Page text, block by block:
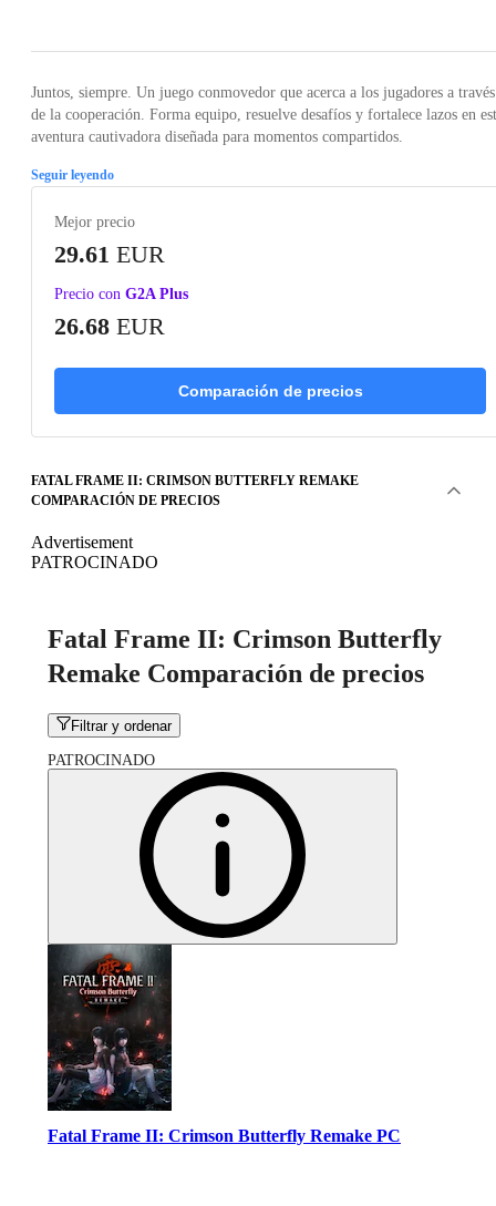
Juntos, siempre. Un juego conmovedor que acerca a los jugadores a través
de la cooperación. Forma equipo, resuelve desafíos y fortalece lazos en
aventura cautivadora diseñada para momentos compartidos.
Seguir leyendo
Mejor precio
29.61 EUR
Precio con G2A Plus
26.68 EUR
Comparación de precios
FATAL FRAME II: CRIMSON BUTTERFLY REMAKE
COMPARACIÓN DE PRECIOS
Advertisement
PATROCINADO
Fatal Frame II: Crimson Butterfly
Remake Comparación de precios
Filtrar y ordenar
PATROCINADO
Fatal Frame II: Crimson Butterfly Remake PC